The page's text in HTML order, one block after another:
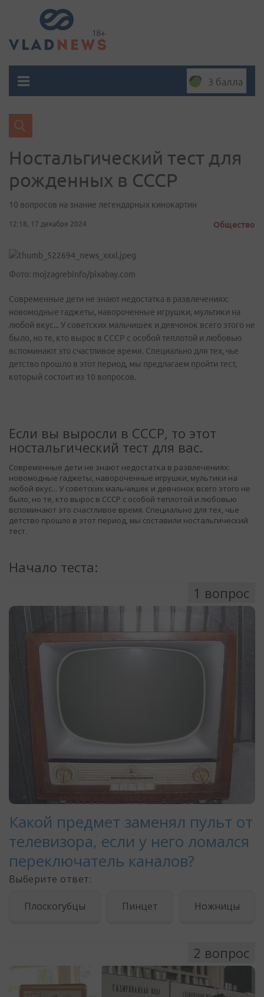
3 балла
Ностальгический тест для
рожденных в СССР
10 вопросов на знание легендарных кинокартин
12:18, 17 декабря 2024 Общество
Фото: mojzagrebinfo/pixabay.com
Современные дети не знают недостатка в развлечениях:
новомодные гаджеты, навороченные игрушки, мультики на
любой вкус... У советских мальчишек и девчонок всего этого не
было, но те, кто вырос в СССР с особой теплотой и любовью
вспоминают это счастливое время. Специально для тех, чье
детство прошло в этот период, мы предлагаем пройти тест,
который состоит из 10 вопросов.